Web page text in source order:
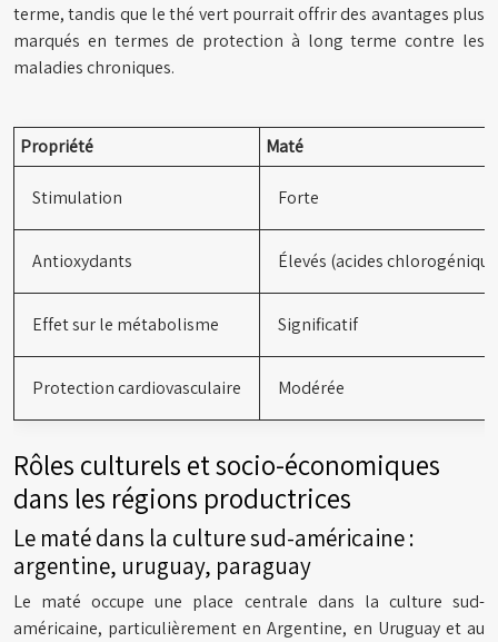
terme, tandis que le thé vert pourrait offrir des avantages plus
marqués en termes de protection à long terme contre les
maladies chroniques.
Propriété Maté
Stimulation Forte
Antioxydants Élevés (acides
Effet sur le métabolisme Significatif
Protection cardiovasculaire Modérée
Rôles culturels et socio-économiques
dans les régions productrices
Le maté dans la culture sud-américaine :
argentine, uruguay, paraguay
Le maté occupe une place centrale dans la culture sud-
américaine, particulièrement en Argentine, en Uruguay et au